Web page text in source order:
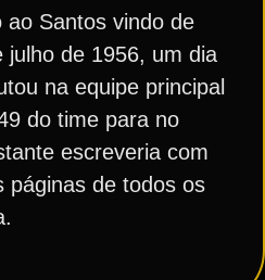
ao Santos vindo de
julho de 1956, um dia
na equipe principal
do time para no
escreveria com
páginas de todos os